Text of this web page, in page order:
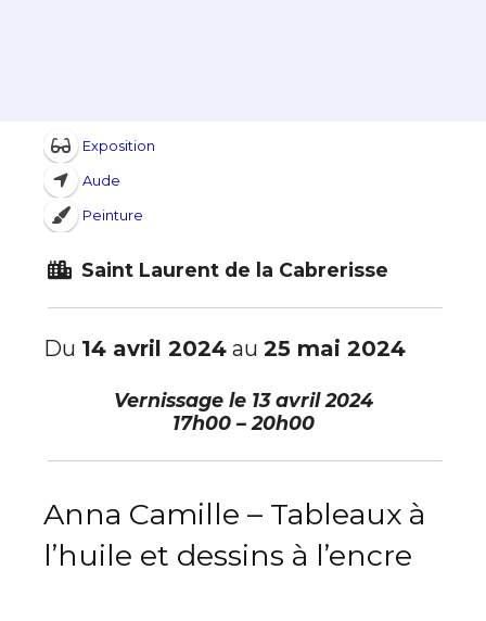
Exposition
Aude
Peinture
Saint Laurent de la Cabrerisse
Du 14 avril 2024 au 25 mai 2024
Vernissage le 13 avril 2024
17h00 – 20h00
Anna Camille – Tableaux à
l’huile et dessins à l’encre